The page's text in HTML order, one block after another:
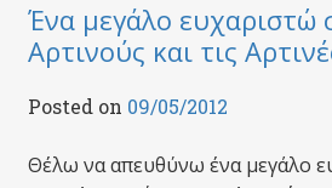
Ένα μεγάλο ευχαριστώ
Αρτινούς και τις
Posted on 09/05/2012
Θέλω να απευθύνω ένα μεγάλο